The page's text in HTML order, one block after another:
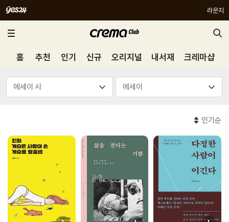
라운지
홈 추천 인기 신규 오리지널 내서재 크레마샵
인기순